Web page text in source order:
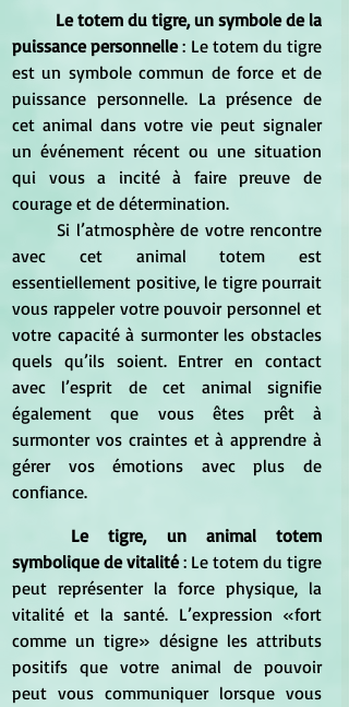
Le totem du tigre, un symbole de la
puissance personnelle : Le totem du tigre
est un symbole commun de force et de
puissance personnelle. La présence de
cet animal dans votre vie peut signaler
un événement récent ou une situation
qui vous a incité à faire preuve de
courage et de détermination.
avec cet animal totem est
essentiellement positive, le tigre pourrait
vous rappeler votre pouvoir personnel et
votre capacité à surmonter les obstacles
quels qu’ils soient. Entrer en contact
avec l’esprit de cet animal signifie
également que vous êtes prêt à
surmonter vos craintes et à apprendre à
gérer vos émotions avec plus de
confiance.
Le tigre, un animal totem
symbolique de vitalité : Le totem du tigre
peut représenter la force physique, la
vitalité et la santé. L’expression «fort
comme un tigre» désigne les attributs
positifs que votre animal de pouvoir
peut vous communiquer lorsque vous